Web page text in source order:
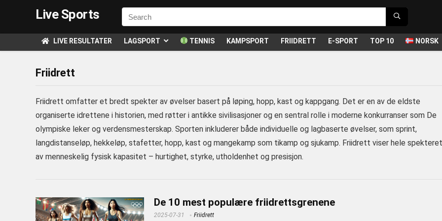
Live Sports
LIVE RESULTATER LAGSPORT TENNIS KAMPSPORT FRIIDRETT E-SPORT TOP 10 NORSK
Friidrett
Friidrett omfatter et bredt spekter av øvelser basert på løping, hopp, kast og kappgang. Det er en av de eldste
organiserte idrettene i historien, med røtter i antikke sivilisasjoner og en sentral rolle i moderne konkurranser som De
olympiske leker og verdensmesterskap. Sporten inkluderer både individuelle og lagbaserte øvelser, som sprint,
langdistanseløp, hekkeløp, stafetter, hopp, kast og mangekamp som tikamp og sjukamp. Friidrett viser hele spekteret
av menneskelig fysisk kapasitet – hurtighet, styrke, utholdenhet og presisjon.
De 10 mest populære friidrettsgrenene
2025-07-31 Friidrett